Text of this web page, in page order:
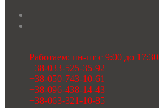
Работаем: пн-пт с 9:00 до 17:30
+38-033-525-35-92
+38-050-743-10-61
+38-096-438-14-43
+38-063-321-10-85